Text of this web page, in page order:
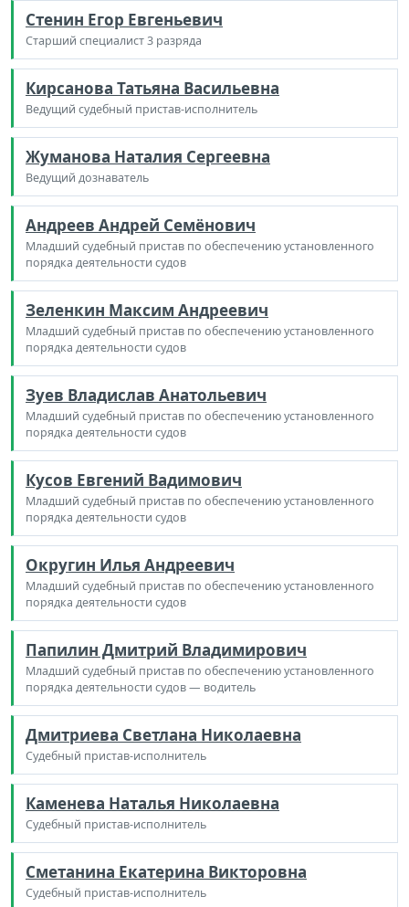
Стенин Егор Евгеньевич
Старший специалист 3 разряда
Кирсанова Татьяна Васильевна
Ведущий судебный пристав-исполнитель
Жуманова Наталия Сергеевна
Ведущий дознаватель
Андреев Андрей Семёнович
Младший судебный пристав по обеспечению установленного
порядка деятельности судов
Зеленкин Максим Андреевич
Младший судебный пристав по обеспечению установленного
порядка деятельности судов
Зуев Владислав Анатольевич
Младший судебный пристав по обеспечению установленного
порядка деятельности судов
Кусов Евгений Вадимович
Младший судебный пристав по обеспечению установленного
порядка деятельности судов
Округин Илья Андреевич
Младший судебный пристав по обеспечению установленного
порядка деятельности судов
Папилин Дмитрий Владимирович
Младший судебный пристав по обеспечению установленного
порядка деятельности судов — водитель
Дмитриева Светлана Николаевна
Судебный пристав-исполнитель
Каменева Наталья Николаевна
Судебный пристав-исполнитель
Сметанина Екатерина Викторовна
Судебный пристав-исполнитель